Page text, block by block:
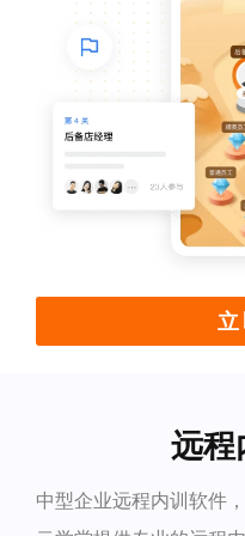
远程
中型企业远程内训软件